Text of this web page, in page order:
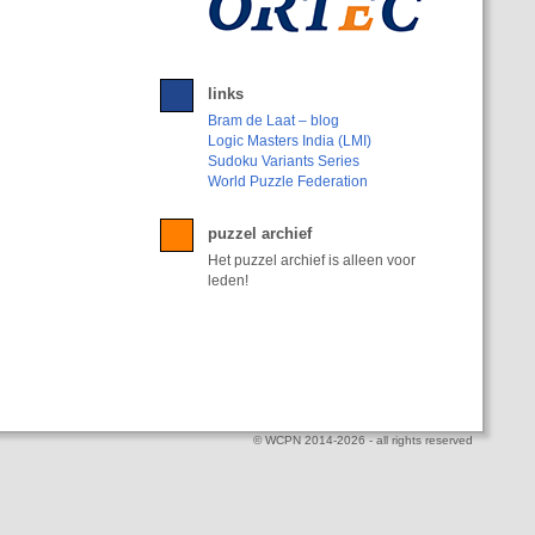
links
Bram de Laat – blog
Logic Masters India (LMI)
Sudoku Variants Series
World Puzzle Federation
puzzel archief
Het puzzel archief is alleen voor
leden!
© WCPN 2014-2026 - all rights reserved